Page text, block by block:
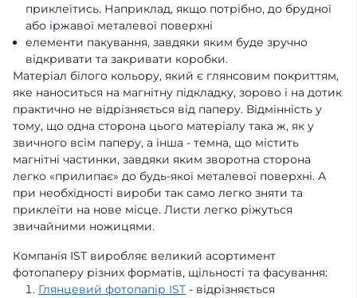
приклеїтись. Наприклад, якщо потрібно, до брудної
або іржавої металевої поверхні
елементи пакування, завдяки яким буде зручно
відкривати та закривати коробки.
Матеріал білого кольору, який є глянсовим покриттям,
яке наноситься на магнітну підкладку, зорово і на дотик
практично не відрізняється від паперу. Відмінність у
тому, що одна сторона цього матеріалу така ж, як у
звичного всім паперу, а інша - темна, що містить
магнітні частинки, завдяки яким зворотна сторона
легко «прилипає» до будь-якої металевої поверхні. А
при необхідності вироби так само легко зняти та
приклеїти на нове місце. Листи легко ріжуться
звичайними ножицями.
Компанія IST виробляє великий асортимент
фотопаперу різних форматів, щільності та фасування:
Глянцевий фотопапір IST - відрізняється